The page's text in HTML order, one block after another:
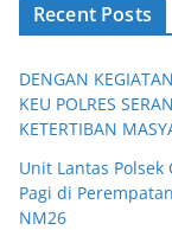
Recent Posts
DENGAN
KEU POLRES
KETERTIBAN
Unit Lantas Polsek
Pagi di
NM26